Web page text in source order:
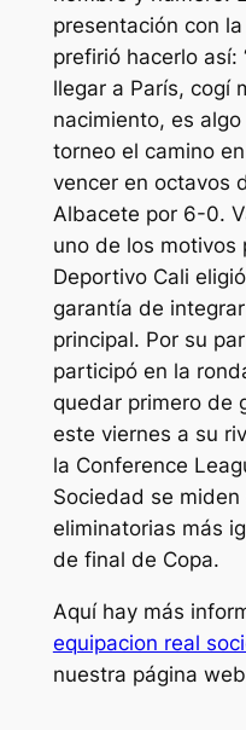
presentación con
prefirió hacerlo así:
llegar a París, cogí
nacimiento, es
torneo el camino
vencer en octavos
Albacete por 6-0.
uno de los motivos
Deportivo Cali
garantía de
principal. Por su
participó en la
quedar primero de
este viernes a su
la Conference
Sociedad se
eliminatorias más
de final de Copa.
Aquí hay más
equipacion real
nuestra página